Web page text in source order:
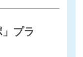
」プラ